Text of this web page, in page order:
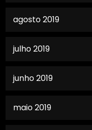
agosto 2019
julho 2019
junho 2019
maio 2019